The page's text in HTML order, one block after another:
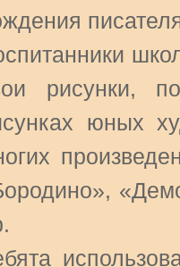
рисунки,
юных